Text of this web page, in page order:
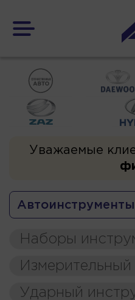
Уважаемые
Автоинструменты
Наборы
Ударный